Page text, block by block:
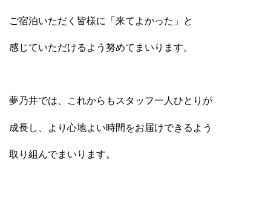
ご宿泊いただく皆様に「来てよかった」と
感じていただけるよう努めてまいります。
夢乃井では、これからもスタッフ一人ひとりが
成長し、より心地よい時間をお届けできるよう
取り組んでまいります。